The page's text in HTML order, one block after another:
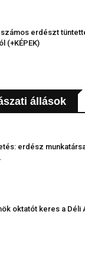
számos erdészt
(+KÉPEK)
állások
erdész
oktatót keres a